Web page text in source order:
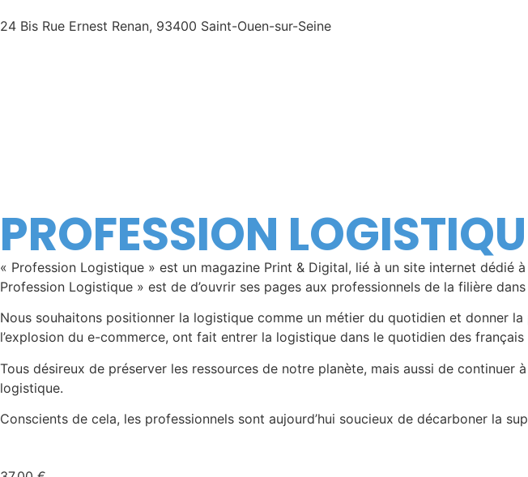
24 Bis Rue Ernest Renan, 93400 Saint-Ouen-sur-Seine
PROFESSION
« Profession Logistique » est un magazine Print & Digital, lié à un site internet dédié
Profession Logistique » est de d’ouvrir ses pages aux professionnels de la filière
Nous souhaitons positionner la logistique comme un métier du quotidien et donner
l’explosion du e-commerce, ont fait entrer la logistique dans le quotidien des
Tous désireux de préserver les ressources de notre planète, mais aussi de
logistique.
Conscients de cela, les professionnels sont aujourd’hui soucieux de décarboner la